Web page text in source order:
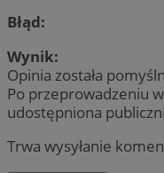
Błąd:
Wynik:
Opinia została
Po przeprowadzeniu
udostępniona
Trwa wysyłanie